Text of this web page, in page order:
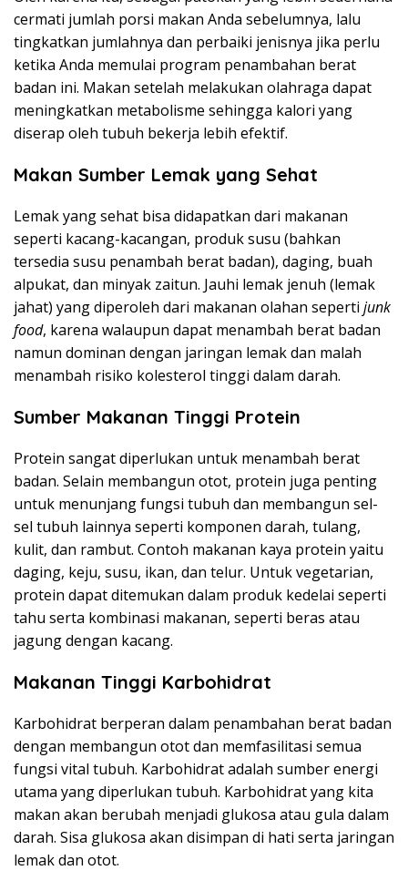
cermati jumlah porsi makan Anda sebelumnya, lalu
tingkatkan jumlahnya dan perbaiki jenisnya jika perlu
ketika Anda memulai program penambahan berat
badan ini. Makan setelah melakukan olahraga dapat
meningkatkan metabolisme sehingga kalori yang
diserap oleh tubuh bekerja lebih efektif.
Makan Sumber Lemak yang Sehat
Lemak yang sehat bisa didapatkan dari makanan
seperti kacang-kacangan, produk susu (bahkan
tersedia susu penambah berat badan), daging, buah
alpukat, dan minyak zaitun. Jauhi lemak jenuh (lemak
jahat) yang diperoleh dari makanan olahan seperti junk
food, karena walaupun dapat menambah berat badan
namun dominan dengan jaringan lemak dan malah
menambah risiko kolesterol tinggi dalam darah.
Sumber Makanan Tinggi Protein
Protein sangat diperlukan untuk menambah berat
badan. Selain membangun otot, protein juga penting
untuk menunjang fungsi tubuh dan membangun sel-
sel tubuh lainnya seperti komponen darah, tulang,
kulit, dan rambut. Contoh makanan kaya protein yaitu
daging, keju, susu, ikan, dan telur. Untuk vegetarian,
protein dapat ditemukan dalam produk kedelai seperti
tahu serta kombinasi makanan, seperti beras atau
jagung dengan kacang.
Makanan Tinggi Karbohidrat
Karbohidrat berperan dalam penambahan berat badan
dengan membangun otot dan memfasilitasi semua
fungsi vital tubuh. Karbohidrat adalah sumber energi
utama yang diperlukan tubuh. Karbohidrat yang kita
makan akan berubah menjadi glukosa atau gula dalam
darah. Sisa glukosa akan disimpan di hati serta jaringan
lemak dan otot.